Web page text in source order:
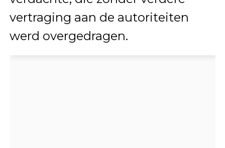
vertraging aan de autoriteiten
werd overgedragen.